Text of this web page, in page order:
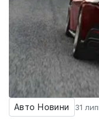
Авто Новини 31